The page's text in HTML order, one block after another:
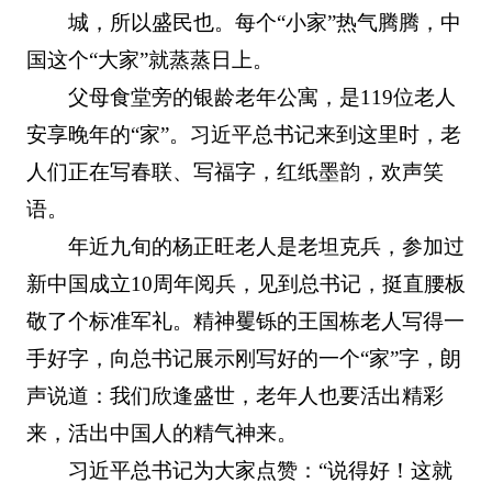
城，所以盛民也。每个“小家”热气腾腾，中
国这个“大家”就蒸蒸日上。
父母食堂旁的银龄老年公寓，是119位老人
安享晚年的“家”。习近平总书记来到这里时，老
人们正在写春联、写福字，红纸墨韵，欢声笑
语。
年近九旬的杨正旺老人是老坦克兵，参加过
新中国成立10周年阅兵，见到总书记，挺直腰板
敬了个标准军礼。精神矍铄的王国栋老人写得一
手好字，向总书记展示刚写好的一个“家”字，朗
声说道：我们欣逢盛世，老年人也要活出精彩
来，活出中国人的精气神来。
习近平总书记为大家点赞：“说得好！这就